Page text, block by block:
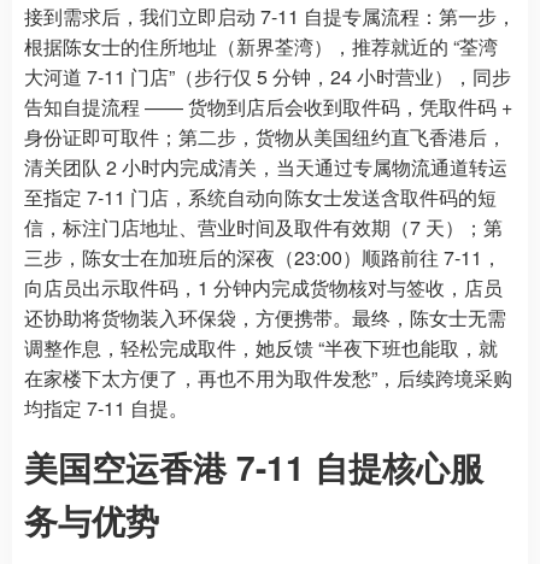
接到需求后，我们立即启动 7-11 自提专属流程：第一步，
根据陈女士的住所地址（新界荃湾），推荐就近的 “荃湾
大河道 7-11 门店”（步行仅 5 分钟，24 小时营业），同步
告知自提流程 —— 货物到店后会收到取件码，凭取件码 +
身份证即可取件；第二步，货物从美国纽约直飞香港后，
清关团队 2 小时内完成清关，当天通过专属物流通道转运
至指定 7-11 门店，系统自动向陈女士发送含取件码的短
信，标注门店地址、营业时间及取件有效期（7 天）；第
三步，陈女士在加班后的深夜（23:00）顺路前往 7-11，
向店员出示取件码，1 分钟内完成货物核对与签收，店员
还协助将货物装入环保袋，方便携带。最终，陈女士无需
调整作息，轻松完成取件，她反馈 “半夜下班也能取，就
在家楼下太方便了，再也不用为取件发愁”，后续跨境采购
均指定 7-11 自提。
美国空运香港 7-11 自提核心服
务与优势